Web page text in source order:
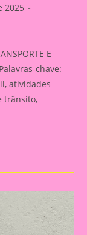
2025
E
chave:
atividades
trânsito,